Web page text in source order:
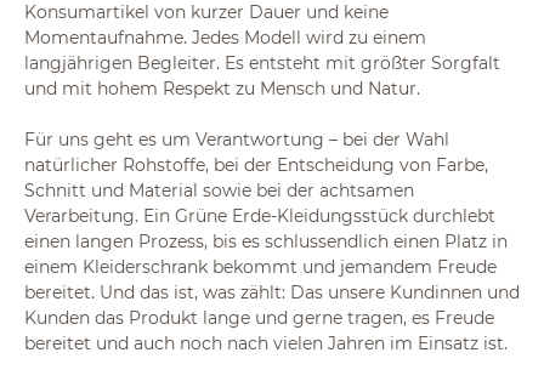
Konsumartikel von kurzer Dauer und keine
Momentaufnahme. Jedes Modell wird zu einem
langjährigen Begleiter. Es entsteht mit größter Sorgfalt
und mit hohem Respekt zu Mensch und Natur.
Für uns geht es um Verantwortung – bei der Wahl
natürlicher Rohstoffe, bei der Entscheidung von Farbe,
Schnitt und Material sowie bei der achtsamen
Verarbeitung. Ein Grüne Erde-Kleidungsstück durchlebt
einen langen Prozess, bis es schlussendlich einen Platz in
einem Kleiderschrank bekommt und jemandem Freude
bereitet. Und das ist, was zählt: Das unsere Kundinnen und
Kunden das Produkt lange und gerne tragen, es Freude
bereitet und auch noch nach vielen Jahren im Einsatz ist.